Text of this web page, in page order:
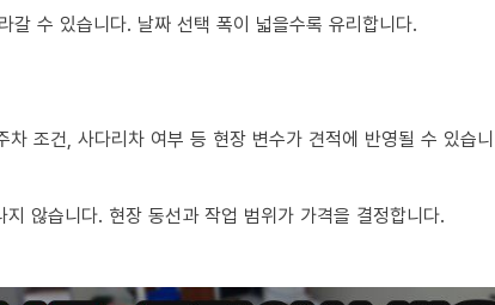
갈 수 있습니다. 날짜 선택 폭이 넓을수록 유리합니다.
차 조건, 사다리차 여부 등 현장 변수가 견적에 반영될 수 있습
않습니다. 현장 동선과 작업 범위가 가격을 결정합니다.